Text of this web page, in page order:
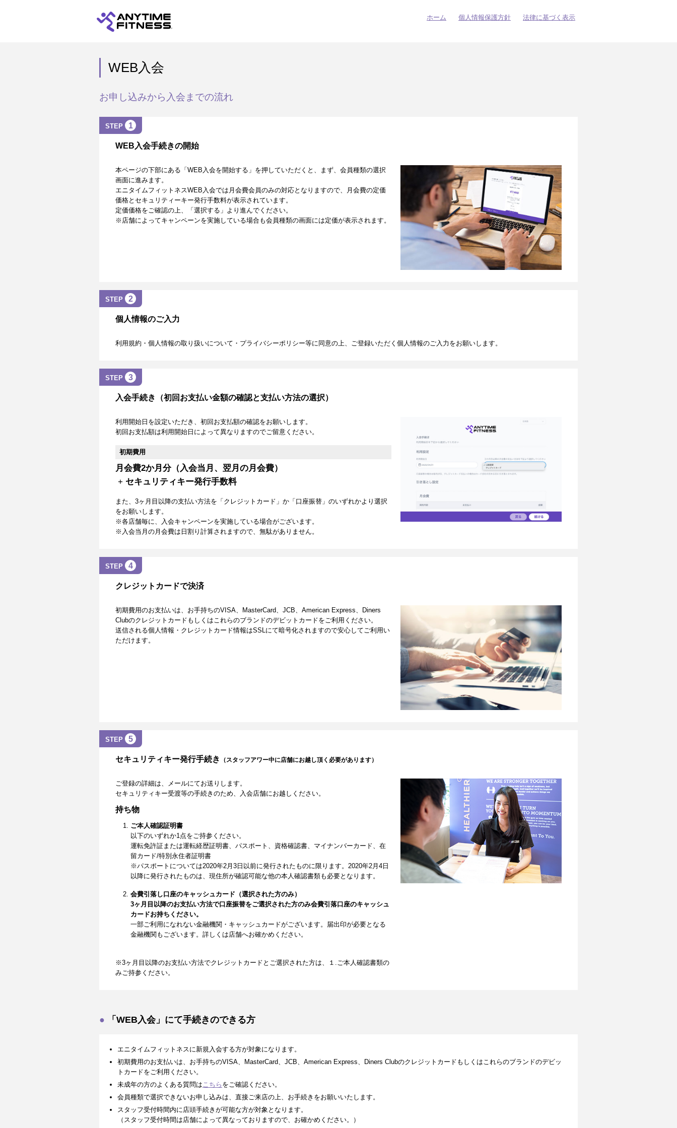
ホーム 個人情報保護方針 法律に基づく表示
WEB入会
お申し込みから入会までの流れ
STEP 1
WEB入会手続きの開始
本ページの下部にある「WEB入会を開始する」を押していただくと、まず、会員種類の選択
画面に進みます。
エニタイムフィットネスWEB入会では月会費会員のみの対応となりますので、月会費の定価
価格とセキュリティーキー発行手数料が表示されています。
定価価格をご確認の上、「選択する」より進んでください。
※店舗によってキャンペーンを実施している場合も会員種類の画面には定価が表示されます。
STEP 2
個人情報のご入力
利用規約・個人情報の取り扱いについて・プライバシーポリシー等に同意の上、ご登録いただく個人情報のご入力をお願いします。
STEP 3
入会手続き（初回お支払い金額の確認と支払い方法の選択）
利用開始日を設定いただき、初回お支払額の確認をお願いします。
初回お支払額は利用開始日によって異なりますのでご留意ください。
初期費用
月会費2か月分（入会当月、翌月の月会費）
+ セキュリティキー発行手数料
また、3ヶ月目以降の支払い方法を「クレジットカード」か「口座振替」のいずれかより選択
をお願いします。
※各店舗毎に、入会キャンペーンを実施している場合がございます。
※入会当月の月会費は日割り計算されますので、無駄がありません。
STEP 4
クレジットカードで決済
初期費用のお支払いは、お手持ちのVISA、MasterCard、JCB、American Express、Diners
Clubのクレジットカードもしくはこれらのブランドのデビットカードをご利用ください。
送信される個人情報・クレジットカード情報はSSLにて暗号化されますので安心してご利用い
ただけます。
STEP 5
セキュリティキー発行手続き （スタッフアワー中に店舗にお越し頂く必要があります）
ご登録の詳細は、メールにてお送りします。
セキュリティキー受渡等の手続きのため、入会店舗にお越しください。
持ち物
ご本人確認証明書
以下のいずれか1点をご持参ください。
運転免許証または運転経歴証明書、パスポート、資格確認書、マイナンバーカード、在
留カード/特別永住者証明書
※パスポートについては2020年2月3日以前に発行されたものに限ります。2020年2月4日
以降に発行されたものは、現住所が確認可能な他の本人確認書類も必要となります。
会費引落し口座のキャッシュカード（選択された方のみ）
3ヶ月目以降のお支払い方法で口座振替をご選択された方のみ会費引落口座のキャッシュ
カードお持ちください。
一部ご利用になれない金融機関・キャッシュカードがございます。届出印が必要となる
金融機関もございます。詳しくは店舗へお確かめください。
※3ヶ月目以降のお支払い方法でクレジットカードとご選択された方は、１.ご本人確認書類の
みご持参ください。
「WEB入会」にて手続きのできる方
エニタイムフィットネスに新規入会する方が対象になります。
初期費用のお支払いは、お手持ちのVISA、MasterCard、JCB、American Express、Diners Clubのクレジットカードもしくはこれらのブランドのデビッ
トカードをご利用ください。
未成年の方のよくある質問は こちら をご確認ください。
会員種類で選択できないお申し込みは、直接ご来店の上、お手続きをお願いいたします。
スタッフ受付時間内に店頭手続きが可能な方が対象となります。
（スタッフ受付時間は店舗によって異なっておりますので、お確かめください。）